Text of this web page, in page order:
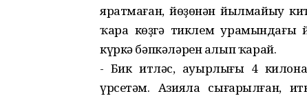
яратмаған, йөҙөнән йылмайыу
ҡара көҙгә тиклем урамындағы
күркә бәпкәләрен алып ҡарай.
- Бик итләс, ауырлығы 4
үрсетәм. Азияла сығарылған,